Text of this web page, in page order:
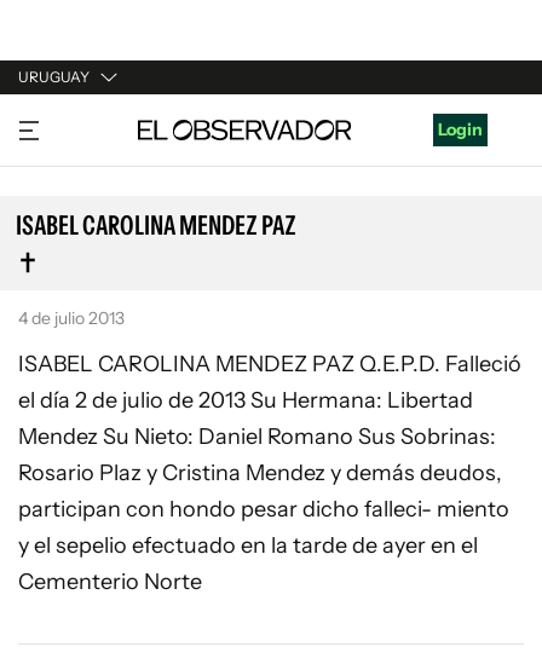
URUGUAY
URUGUAY
ARGENTINA
ESPAÑA
ESTADOS UNIDOS
Login
ISABEL CAROLINA MENDEZ PAZ
4 de julio 2013
ISABEL CAROLINA MENDEZ PAZ Q.E.P.D. Falleció
el día 2 de julio de 2013 Su Hermana: Libertad
Mendez Su Nieto: Daniel Romano Sus Sobrinas:
Rosario Plaz y Cristina Mendez y demás deudos,
participan con hondo pesar dicho falleci- miento
y el sepelio efectuado en la tarde de ayer en el
Cementerio Norte